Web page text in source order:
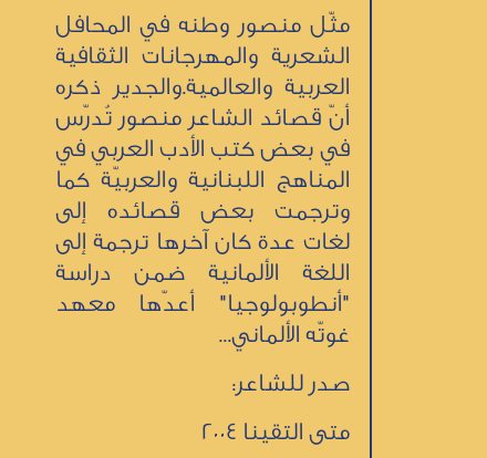
مثّل منصور وطنه في المحافل
الشعرية والمهرجانات الثقافية
العربية والعالمية.والجدير ذكره
أنّ قصائد الشاعر منصور تُدرّس
في بعض كتب الأدب العربي في
المناهج اللبنانية والعربيّة كما
وترجمت بعض قصائده إلى
لغات عدة كان آخرها ترجمة إلى
اللغة الألمانية ضمن دراسة
"أنطوبولوجيا" أعدّها معهد
غوتّه الألماني...
صدر للشاعر:
متى التقينا 2004